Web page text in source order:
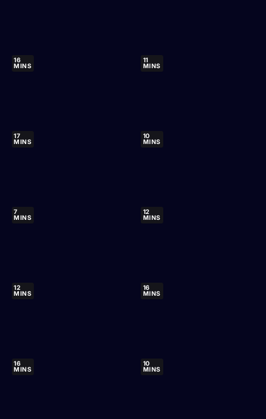
16
MINS
11
MINS
17
MINS
10
MINS
7
MINS
12
MINS
12
MINS
16
MINS
16
MINS
10
MINS